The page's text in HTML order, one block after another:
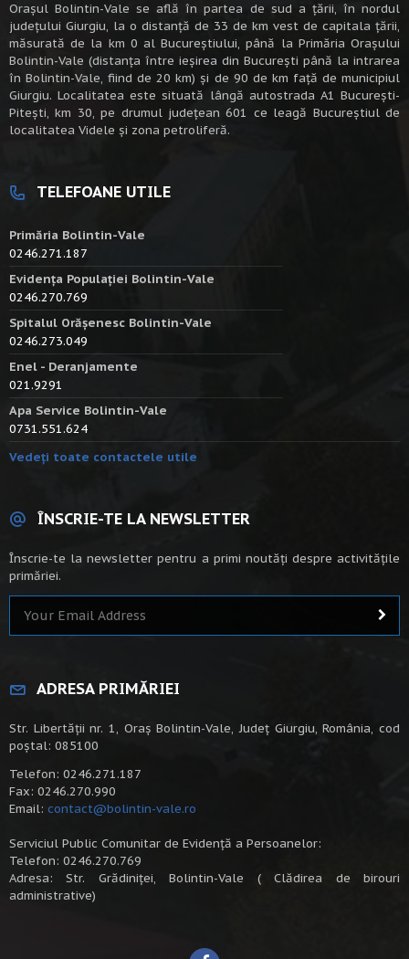
Oraşul Bolintin-Vale se află în partea de sud a ţării, în nordul
judeţului Giurgiu, la o distanţă de 33 de km vest de capitala țării,
măsurată de la km 0 al Bucureștiului, până la Primăria Orașului
Bolintin-Vale (distanța între ieșirea din București până la intrarea
în Bolintin-Vale, fiind de 20 km) şi de 90 de km faţă de municipiul
Giurgiu. Localitatea este situată lângă autostrada A1 Bucureşti-
Piteşti, km 30, pe drumul judeţean 601 ce leagă Bucureştiul de
localitatea Videle şi zona petroliferă.
TELEFOANE UTILE
Primăria Bolintin-Vale
0246.271.187
Evidența Populației Bolintin-Vale
0246.270.769
Spitalul Orășenesc Bolintin-Vale
0246.273.049
Enel - Deranjamente
021.9291
Apa Service Bolintin-Vale
0731.551.624
Vedeți toate contactele utile
ÎNSCRIE-TE LA NEWSLETTER
Înscrie-te la newsletter pentru a primi noutăți despre activitățile
primăriei.
ADRESA PRIMĂRIEI
Str. Libertății nr. 1, Oraș Bolintin-Vale, Județ Giurgiu, România, cod
poștal: 085100
Telefon: 0246.271.187
Fax: 0246.270.990
Email: contact@bolintin-vale.ro
Serviciul Public Comunitar de Evidență a Persoanelor:
Telefon: 0246.270.769
Adresa: Str. Grădiniței, Bolintin-Vale ( Clădirea de birouri
administrative)